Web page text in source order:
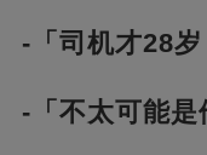
-「司机才28岁
-「不太可能是